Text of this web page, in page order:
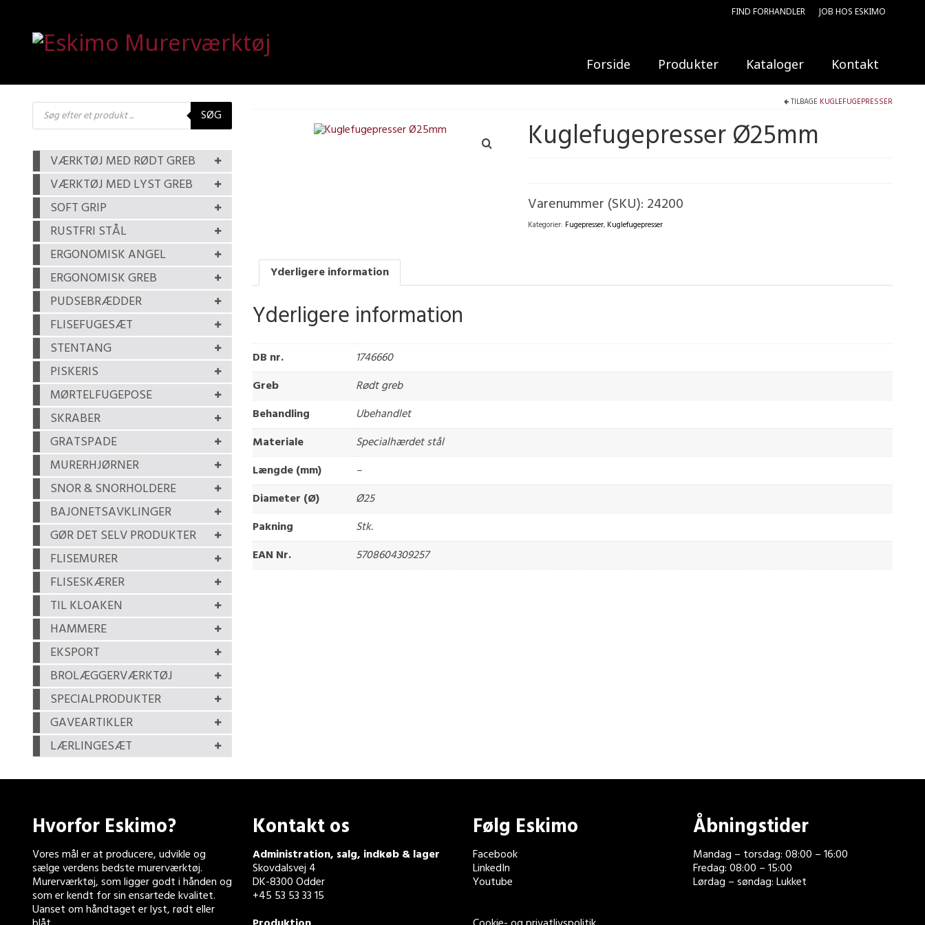
FIND FORHANDLER JOB HOS ESKIMO
Forside Produkter Kataloger Kontakt
TILBAGE KUGLEFUGEPRESSER
Kuglefugepresser Ø25mm
Varenummer (SKU): 24200
Kategorier: Fugepresser, Kuglefugepresser
Yderligere information
Yderligere information
DB nr.
1746660
Greb
Rødt greb
Behandling
Ubehandlet
Materiale
Specialhærdet stål
Længde (mm)
–
Diameter (Ø)
Ø25
Pakning
Stk.
EAN Nr.
5708604309257
Products
search SØG
VÆRKTØJ MED RØDT GREB
VÆRKTØJ MED LYST GREB
SOFT GRIP
RUSTFRI STÅL
ERGONOMISK ANGEL
ERGONOMISK GREB
PUDSEBRÆDDER
FLISEFUGESÆT
STENTANG
PISKERIS
MØRTELFUGEPOSE
SKRABER
GRATSPADE
MURERHJØRNER
SNOR & SNORHOLDERE
BAJONETSAVKLINGER
GØR DET SELV PRODUKTER
FLISEMURER
FLISESKÆRER
TIL KLOAKEN
HAMMERE
EKSPORT
BROLÆGGERVÆRKTØJ
SPECIALPRODUKTER
GAVEARTIKLER
LÆRLINGESÆT
Hvorfor Eskimo?
Vores mål er at producere, udvikle og
sælge verdens bedste murerværktøj.
Murerværktøj, som ligger godt i hånden og
som er kendt for sin ensartede kvalitet.
Uanset om håndtaget er lyst, rødt eller
Kontakt os
Administration, salg, indkøb & lager
Skovdalsvej 4
DK-8300 Odder
+45 53 53 33 15
Følg Eskimo
Facebook
LinkedIn
Youtube
Åbningstider
Mandag – torsdag: 08:00 – 16:00
Fredag: 08:00 – 15:00
Lørdag – søndag: Lukket